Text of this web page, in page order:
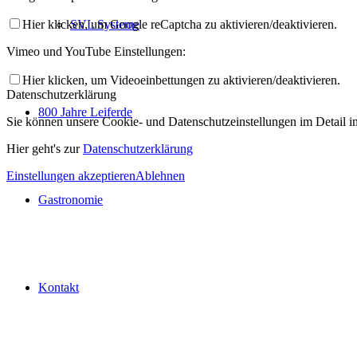
SVL Systeme
800 Jahre Leiferde
Gastronomie
Kontakt
Hier klicken, um Google reCaptcha zu aktivieren/deaktivieren.
Vimeo und YouTube Einstellungen:
Hier klicken, um Videoeinbettungen zu aktivieren/deaktivieren.
Datenschutzerklärung
Sie können unsere Cookie- und Datenschutzeinstellungen im
Hier geht's zurDatenschutzerklärung
Einstellungen akzeptierenAblehnen